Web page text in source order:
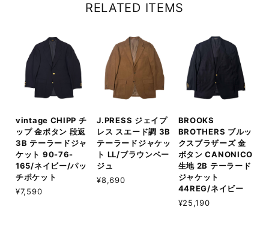
RELATED ITEMS
vintage CHIPP チ
ップ 金ボタン 段返
3B テーラードジャ
ケット 90-76-
165/ネイビー/パッ
チポケット
¥7,590
J.PRESS ジェイプ
レス スエード調 3B
テーラードジャケッ
ト LL/ブラウンベー
ジュ
¥8,690
BROOKS
BROTHERS ブルッ
クスブラザーズ 金
ボタン CANONICO
生地 2B テーラード
ジャケット
44REG/ネイビー
¥25,190